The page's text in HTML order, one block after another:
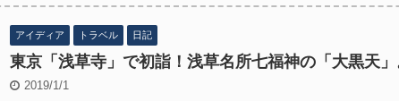
アイディア トラベル 日記
東京「浅草寺」で初詣！浅草名所七福神の「大黒天」
2019/1/1